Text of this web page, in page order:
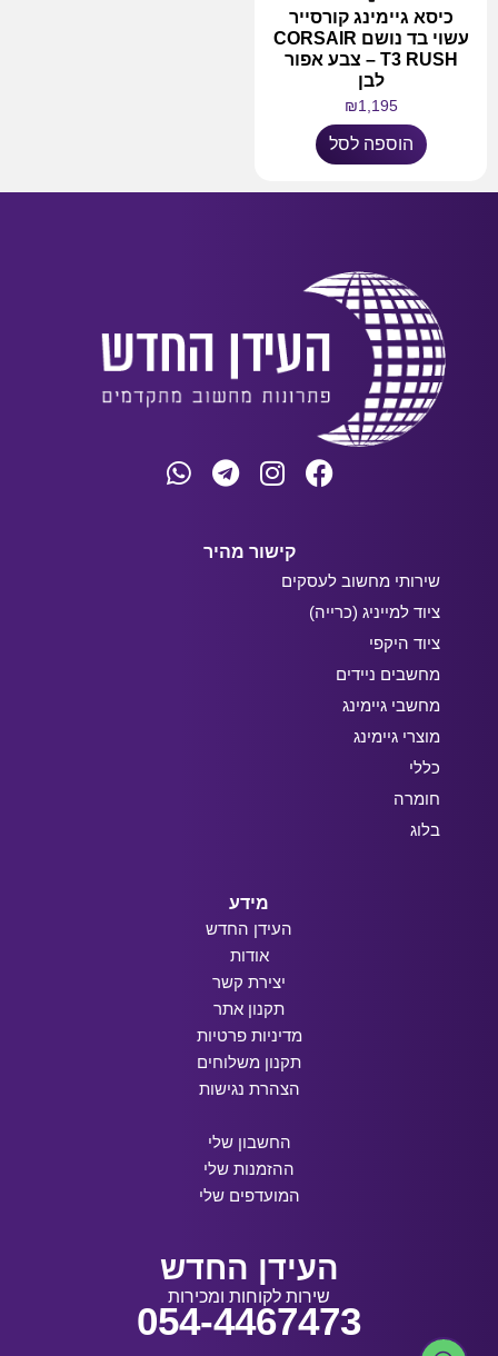
כיסא גיימינג קורסייר
עשוי בד נושם CORSAIR
T3 RUSH – צבע אפור
לבן
₪1,195
הוספה לסל
קישור מהיר
שירותי מחשוב לעסקים
ציוד למייניג (כרייה)
ציוד היקפי
מחשבים ניידים
מחשבי גיימינג
מוצרי גיימינג
כללי
חומרה
בלוג
מידע
העידן החדש
אודות
יצירת קשר
תקנון אתר
מדיניות פרטיות
תקנון משלוחים
הצהרת נגישות
החשבון שלי
ההזמנות שלי
המועדפים שלי
העידן החדש
שירות לקוחות ומכירות
054-4467473